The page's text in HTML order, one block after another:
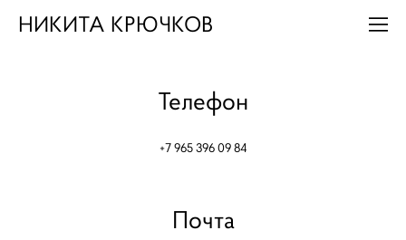
НИКИТА КРЮЧКОВ
Телефон
+7 965 396 09 84
Почта